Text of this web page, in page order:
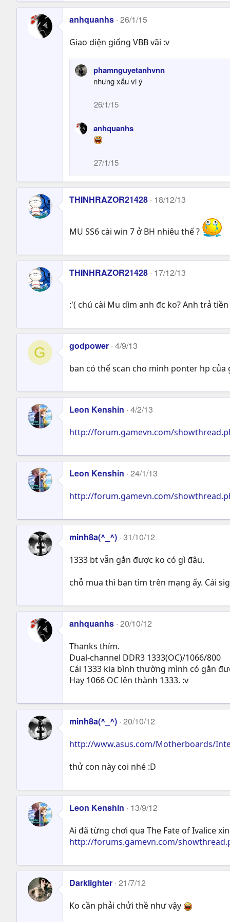
anhquanhs 26/1/15
Giao diện giống VBB vãi :v
phamnguyetanhvnn
nhưng xấu vl ý
26/1/15
anhquanhs
27/1/15
THINHRAZOR21428 18/12/13
MU SS6 cài win 7 ở BH nhiêu thế ?
THINHRAZOR21428 17/12/13
:'( chú cài Mu dìm anh đc ko? Anh trả tiền
G godpower 4/9/13
ban có thể scan cho mình ponter hp
Leon Kenshin 4/2/13
http://forum.gamevn.com/
Leon Kenshin 24/1/13
http://forum.gamevn.com/
minh8a(^_^) 31/10/12
1333 bt vẫn gắn được ko có gì đâu.
chỗ mua thì bạn tìm trên mạng ấy. Cái
anhquanhs 20/10/12
Thanks thím.
Dual-channel DDR3 1333(OC)/1066/800
Cái 1333 kia bình thường mình có gắn
Hay 1066 OC lên thành 1333. :v
minh8a(^_^) 20/10/12
http://www.asus.com/Motherboards/
thử con này coi nhé :D
Leon Kenshin 13/9/12
Ai đã từng chơi qua The Fate of Ivalice
http://forums.gamevn.com/
Darklighter 21/7/12
Ko cần phải chửi thề như vậy